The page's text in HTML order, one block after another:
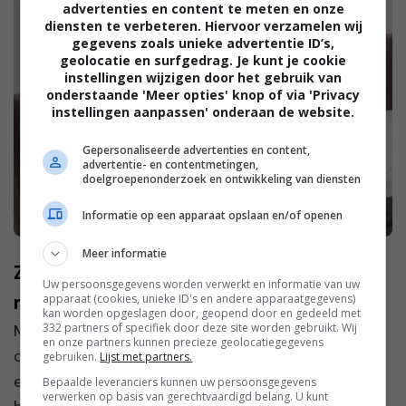
Zo voel je je beter tijdens die tijd van de
maand
Meestal is ‘die tijd van de maand’ niet de meest
comfortabele periode. Krampen, vermoeidheid en
een onrustig gevoel door je menstruatie kunnen
advertenties en content te meten en onze
diensten te verbeteren. Hiervoor verzamelen wij
gegevens zoals unieke advertentie ID’s,
geolocatie en surfgedrag. Je kunt je cookie
instellingen wijzigen door het gebruik van
onderstaande 'Meer opties' knop of via 'Privacy
instellingen aanpassen' onderaan de website.
Gepersonaliseerde advertenties en content,
advertentie- en contentmetingen,
doelgroepenonderzoek en ontwikkeling van diensten
Informatie op een apparaat opslaan en/of openen
Meer informatie
Uw persoonsgegevens worden verwerkt en informatie van uw
apparaat (cookies, unieke ID's en andere apparaatgegevens)
kan worden opgeslagen door, geopend door en gedeeld met
332 partners of specifiek door deze site worden gebruikt. Wij
en onze partners kunnen precieze geolocatiegegevens
gebruiken. Lijst met partners.
Bepaalde leveranciers kunnen uw persoonsgegevens
verwerken op basis van gerechtvaardigd belang. U kunt